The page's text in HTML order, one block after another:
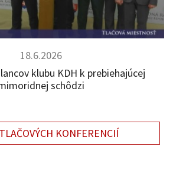
18.6.2026
klubu KDH k prebiehajúcej
schôdzi
KONFERENCIÍ